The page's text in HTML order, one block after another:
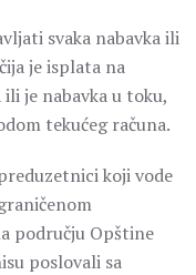
svaka nabavka ili
je isplata na
je nabavka u toku,
tekućeg računa.
koji vode
području Opštine
poslovali sa